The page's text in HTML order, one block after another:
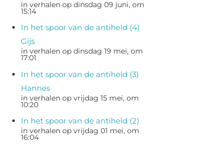
in verhalen op dinsdag 09 juni, om
15:14
In het spoor van de antiheld (4)
Gijs
in verhalen op dinsdag 19 mei, om
17:01
In het spoor van de antiheld (3)
Hannes
in verhalen op vrijdag 15 mei, om
10:20
In het spoor van de antiheld (2)
in verhalen op vrijdag 01 mei, om
16:04